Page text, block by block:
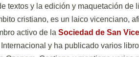
textos y la edición y maquetación de
cristiano, es un laico vicenciano,
activo de la Sociedad de San
y ha publicado varios